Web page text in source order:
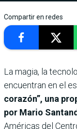
Compartir en redes
La magia, la
encuentran en el
corazón”, una
por Mario
Américas del